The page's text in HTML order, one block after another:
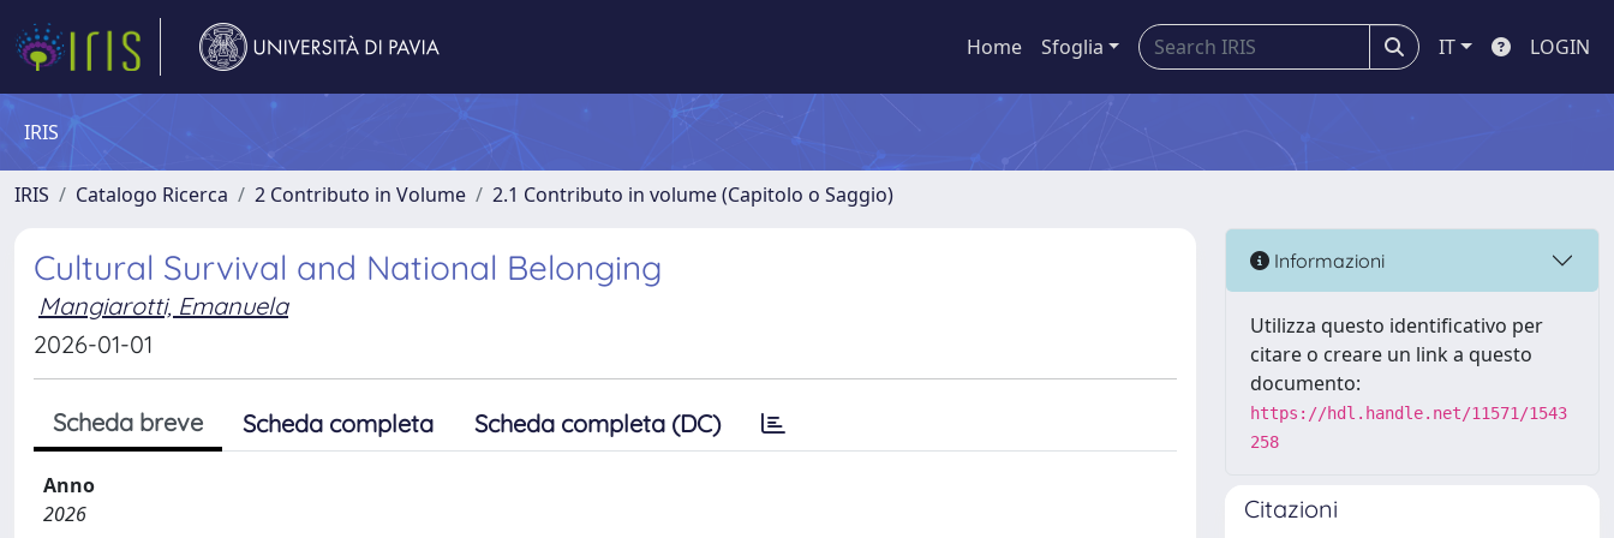
Home Sfoglia IT LOGIN
IRIS
IRIS Catalogo Ricerca 2 Contributo in Volume 2.1 Contributo in volume (Capitolo o Saggio)
Cultural Survival and National Belonging
Mangiarotti, Emanuela
2026-01-01
Scheda breve Scheda completa Scheda completa (DC)
Anno
2026
Informazioni
Utilizza questo identificativo per
citare o creare un link a questo
documento:
https://hdl.handle.net/11571/1543
258
Citazioni